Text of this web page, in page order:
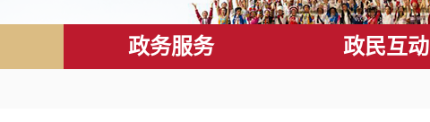
政务服务 政民互动